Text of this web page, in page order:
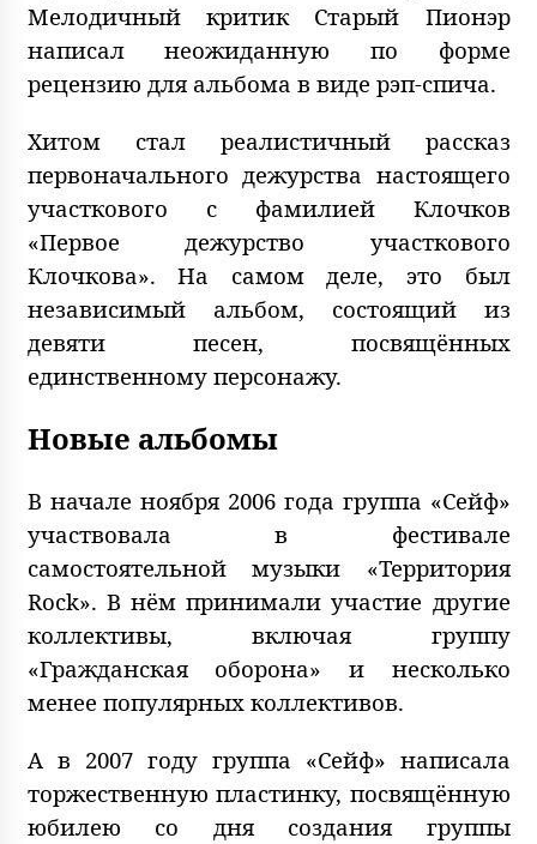
Мелодичный критик Старый Пионэр
написал неожиданную по форме
рецензию для альбома в виде рэп-спича.
Хитом стал реалистичный рассказ
первоначального дежурства настоящего
участкового с фамилией Клочков
«Первое дежурство участкового
Клочкова». На самом деле, это был
независимый альбом, состоящий из
девяти песен, посвящённых
единственному персонажу.
Новые альбомы
В начале ноября 2006 года группа «Сейф»
участвовала в фестивале
самостоятельной музыки «Территория
Rock». В нём принимали участие другие
коллективы, включая группу
«Гражданская оборона» и несколько
менее популярных коллективов.
А в 2007 году группа «Сейф» написала
торжественную пластинку, посвящённую
юбилею со дня создания группы